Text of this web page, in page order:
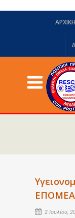
ΑΡΧΙΚΗ
ΕΠΟΜΕΑ
2 Ιουλίου,